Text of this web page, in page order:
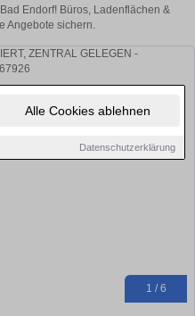
Alle Cookies ablehnen
Datenschutzerklärung
Endorf! Büros, Ladenflächen &
Angebote sichern.
1 / 6